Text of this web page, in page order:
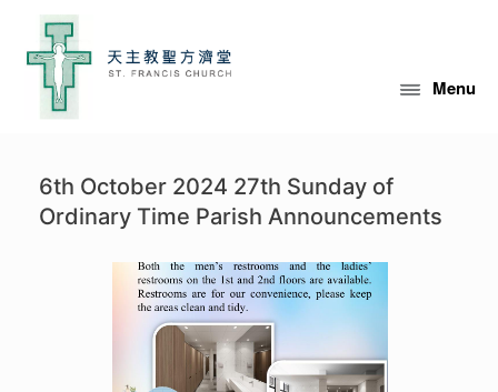
content
Menu
6th October 2024 27th Sunday of
Ordinary Time Parish Announcements